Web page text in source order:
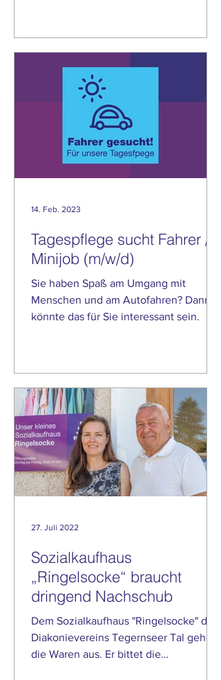
Tagespflege sucht Fahrer /
Minijob (m/w/d)
Sie haben Spaß am Umgang mit
Menschen und am Autofahren? Dann
könnte das für Sie interessant sein.
14. Feb. 2023
Sozialkaufhaus
„Ringelsocke“ braucht
dringend Nachschub
Dem Sozialkaufhaus "Ringelsocke" des
Diakonievereins Tegernseer Tal gehen
die Waren aus. Er bittet die
27. Juli 2022